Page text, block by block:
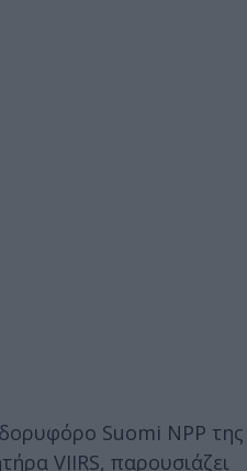
Suomi NPP της
VIIRS, παρουσιάζει